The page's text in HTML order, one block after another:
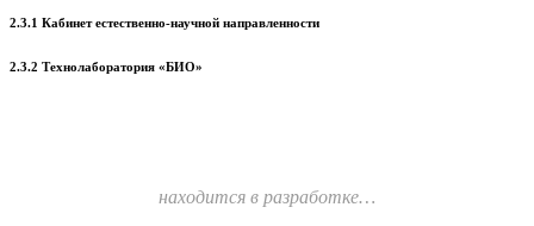
2.3.1 Кабинет естественно-научной направленности
2.3.2 Технолаборатория «БИО»
находится в разработке…